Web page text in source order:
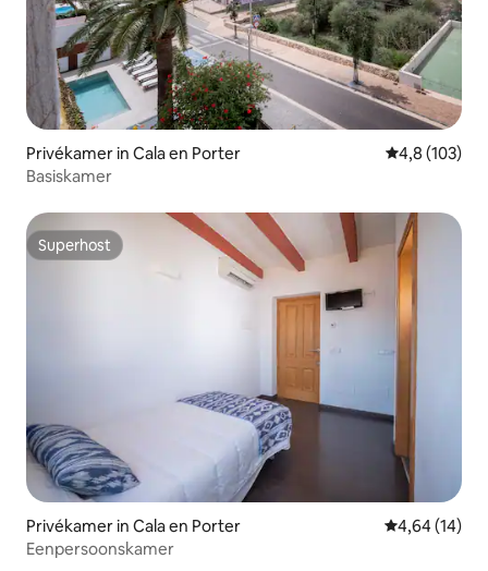
Privékamer in Cala en Porter Gemiddelde
4,8 (103)
Basiskamer
Superhost
Superhost
Privékamer in Cala en Porter Gemiddelde
4,64 (14)
Eenpersoonskamer